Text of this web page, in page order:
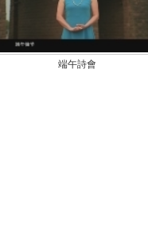
端午詩會